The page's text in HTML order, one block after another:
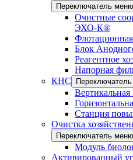
Переключатель меню
Очистные
ЭХО-К®
Блок
Реагентное
Напорная
КНС
Станция
Очистка
Переключатель меню
Модуль
Активированный